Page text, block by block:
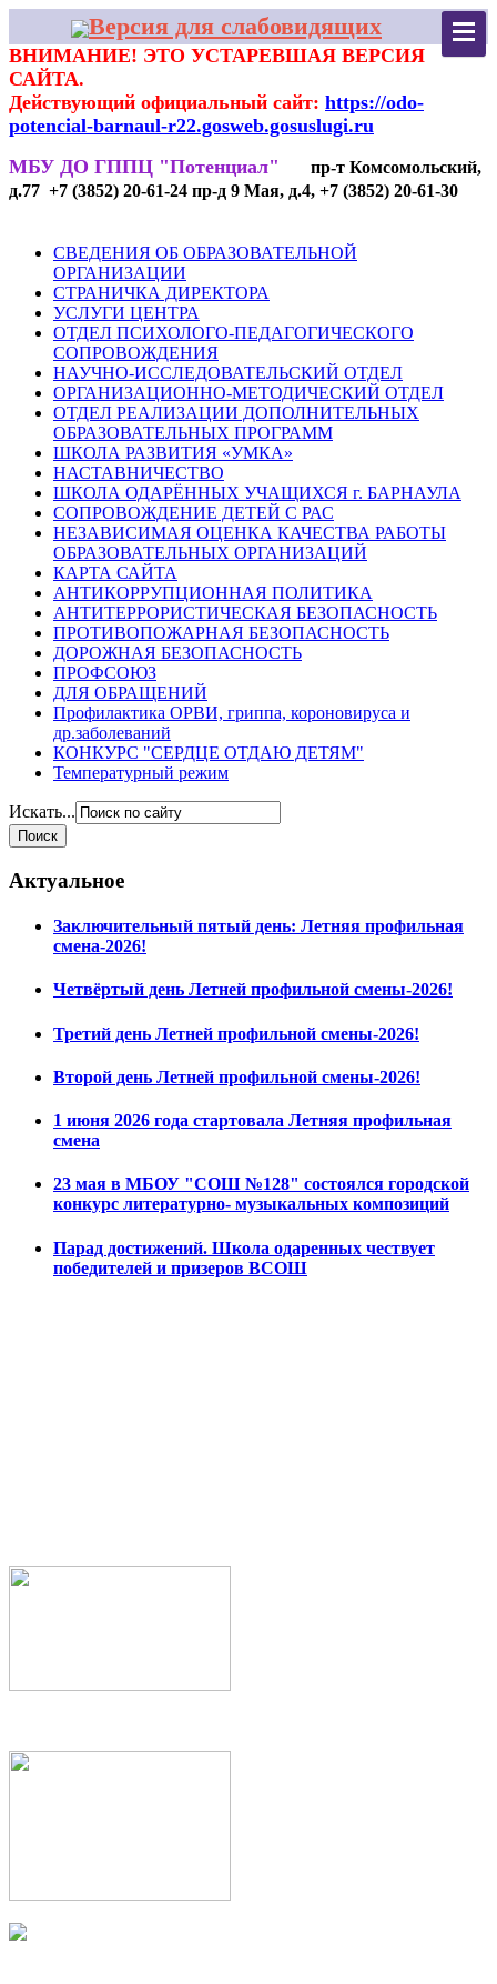
Версия для слабовидящих
ВНИМАНИЕ! ЭТО УСТАРЕВШАЯ ВЕРСИЯ
САЙТА.
Действующий официальный сайт: https://odo-
potencial-barnaul-r22.gosweb.gosuslugi.ru
МБУ ДО ГППЦ "Потенциал"
пр-т Комсомольский,
д.77 +7 (3852) 20-61-24 пр-д 9 Мая, д.4, +7 (3852) 20-61-30
СВЕДЕНИЯ ОБ ОБРАЗОВАТЕЛЬНОЙ
ОРГАНИЗАЦИИ
СТРАНИЧКА ДИРЕКТОРА
УСЛУГИ ЦЕНТРА
ОТДЕЛ ПСИХОЛОГО-ПЕДАГОГИЧЕСКОГО
СОПРОВОЖДЕНИЯ
НАУЧНО-ИССЛЕДОВАТЕЛЬСКИЙ ОТДЕЛ
ОРГАНИЗАЦИОННО-МЕТОДИЧЕСКИЙ ОТДЕЛ
ОТДЕЛ РЕАЛИЗАЦИИ ДОПОЛНИТЕЛЬНЫХ
ОБРАЗОВАТЕЛЬНЫХ ПРОГРАММ
ШКОЛА РАЗВИТИЯ «УМКА»
НАСТАВНИЧЕСТВО
ШКОЛА ОДАРЁННЫХ УЧАЩИХСЯ г. БАРНАУЛА
СОПРОВОЖДЕНИЕ ДЕТЕЙ С РАС
НЕЗАВИСИМАЯ ОЦЕНКА КАЧЕСТВА РАБОТЫ
ОБРАЗОВАТЕЛЬНЫХ ОРГАНИЗАЦИЙ
КАРТА САЙТА
АНТИКОРРУПЦИОННАЯ ПОЛИТИКА
АНТИТЕРРОРИСТИЧЕСКАЯ БЕЗОПАСНОСТЬ
ПРОТИВОПОЖАРНАЯ БЕЗОПАСНОСТЬ
ДОРОЖНАЯ БЕЗОПАСНОСТЬ
ПРОФСОЮЗ
ДЛЯ ОБРАЩЕНИЙ
Профилактика ОРВИ, гриппа, короновируса и
др.заболеваний
КОНКУРС "СЕРДЦЕ ОТДАЮ ДЕТЯМ"
Температурный режим
Искать...
Актуальное
Заключительный пятый день: Летняя профильная
смена-2026!
Четвёртый день Летней профильной смены-2026!
Третий день Летней профильной смены-2026!
Второй день Летней профильной смены-2026!
1 июня 2026 года стартовала Летняя профильная
смена
23 мая в МБОУ "СОШ №128" состоялся городской
конкурс литературно- музыкальных композиций
Парад достижений. Школа одаренных чествует
победителей и призеров ВСОШ